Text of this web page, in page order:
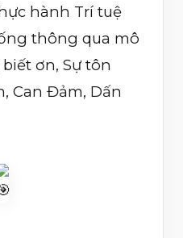
hành Trí tuệ
thông qua mô
ơn, Sự tôn
Can Đảm, Dấn